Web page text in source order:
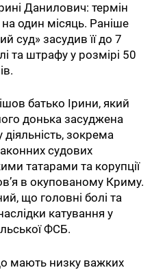
Данилович: термін
один місяць. Раніше
суд» засудив її до 7
та штрафу у розмірі 50
батько Ірини, який
донька засуджена
зокрема
судових
татарами та корупції
в окупованому Криму.
що головні болі та
катування у
ФСБ.
мають низку важких